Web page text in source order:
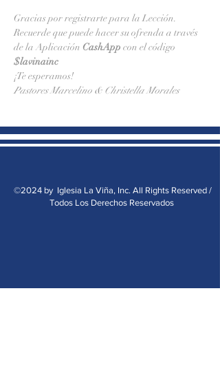
Gracias por registrarte para la Lección.
Recuerde que puede hacer su ofrenda a través
de la Aplicación CashApp con el código
$lavinainc
¡Te esperamos!
Pastores Marcelino & Christella Morales
©2024 by Iglesia La Viña, Inc. All Rights Reserved /
Todos Los Derechos Reservados